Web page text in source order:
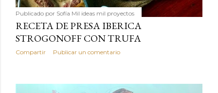
Publicado por Sofía Mil ideas mil proyectos
RECETA DE PRESA IBERICA
STROGONOFF CON TRUFA
Compartir Publicar un comentario